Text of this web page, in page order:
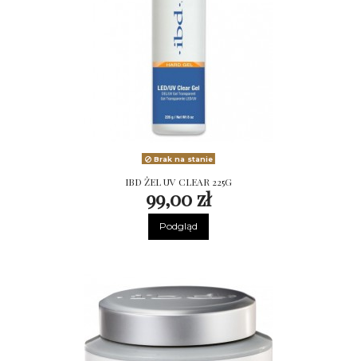
Brak na stanie
IBD ŻEL UV CLEAR 225G
99,00 zł
Podgląd